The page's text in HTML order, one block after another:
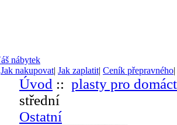
Jak nakupovat| Jak zaplatit| Ceník přepravného|
Úvod :: plasty pro
střední
Ostatní